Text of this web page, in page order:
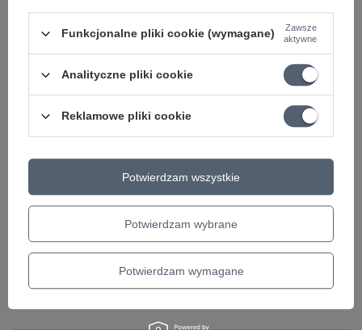
Chcę zareklamować produkt
Chcę odstąpić od umowy
Chcę wymienić produkt
Kontakt
Regulaminy
Funkcjonalne pliki cookie (wymagane)
Zawsze
aktywne
Analityczne pliki cookie
Reklamowe pliki cookie
Potwierdzam wybrane
Potwierdzam wymagane
Potwierdzam wszystkie